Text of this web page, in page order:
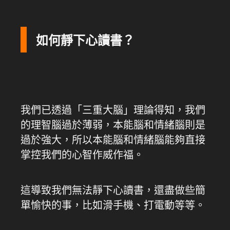
如何靜下心讀書？
我們已透過「三重大腦」理論得知，我們
的理智腦過於薄弱，本能腦和情緒腦則是
過於強大，所以本能腦和情緒腦能夠直接
掌控我們的心智作威作福。
這導致我們無法靜下心讀書，還盡做些簡
單愉快的事，比如滑手機、打電動等等。